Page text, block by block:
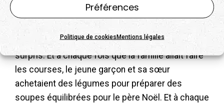
Préférences
Politique de cookiesMentions légales
Dans notre histoire, le petit garçon, lors des
courses à Intermarché, s’intéressait à la salade et
a décidé d’en offrir au père Noël. Celui-ci en était
surpris. Et à chaque fois que la famille allait faire
les courses, le jeune garçon et sa sœur
achetaient des légumes pour préparer des
soupes équilibrées pour le père Noël. Et à chaque